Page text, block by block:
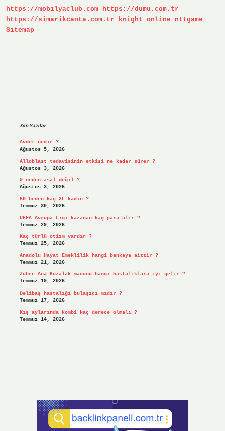
https://mobilyaclub.com https://dumu.com.tr
https://simarikcanta.com.tr
knight online
nttgame
Sitemap
Son Yazılar
Avdet nedir ?
Ağustos 5, 2026
Alloblast tedavisinin etkisi ne kadar sürer ?
Ağustos 3, 2026
9 neden asal değil ?
Ağustos 3, 2026
60 beden kaç XL kadın ?
Temmuz 30, 2026
UEFA Avrupa Ligi kazanan kaç para alır ?
Temmuz 29, 2026
Kaç türlü otizm vardır ?
Temmuz 25, 2026
Anadolu Hayat Emeklilik hangi bankaya aittir ?
Temmuz 21, 2026
Zühre Ana Kozalak macunu hangi hastalıklara iyi gelir ?
Temmuz 19, 2026
Delibaş hastalığı bulaşıcı mıdır ?
Temmuz 17, 2026
Kış aylarında kombi kaç derece olmalı ?
Temmuz 14, 2026